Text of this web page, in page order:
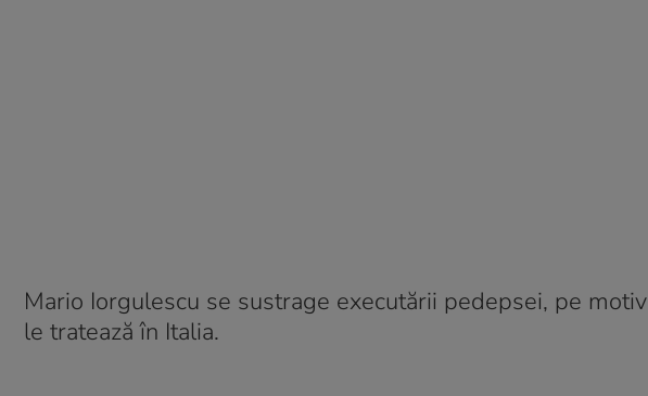
Mario Iorgulescu se sustrage executării pedepsei, pe
le tratează în Italia.